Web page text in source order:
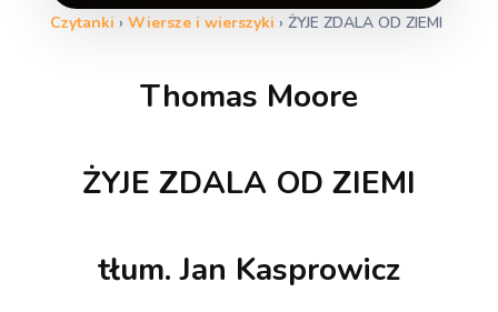
Czytanki › Wiersze i wierszyki › ŻYJE ZDALA OD ZIEMI
Thomas Moore
ŻYJE ZDALA OD ZIEMI
tłum. Jan Kasprowicz